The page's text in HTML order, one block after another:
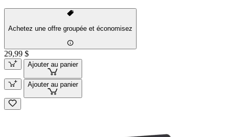
Achetez une offre groupée et économisez
29,99 $
Ajouter au panier
Ajouter au panier